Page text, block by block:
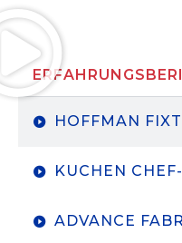
HOFFMAN
KUCHEN
ADVANCE